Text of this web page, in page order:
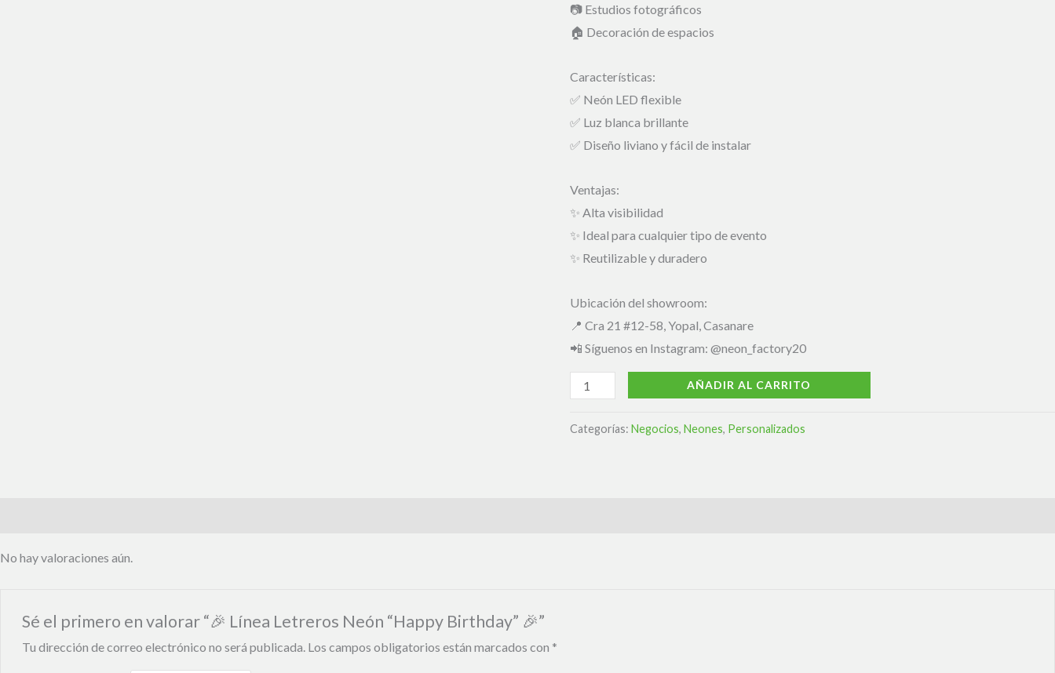
📷 Estudios fotográficos
🏠 Decoración de espacios
Características:
✅ Neón LED flexible
✅ Luz blanca brillante
✅ Diseño liviano y fácil de instalar
Ventajas:
✨ Alta visibilidad
✨ Ideal para cualquier tipo de evento
✨ Reutilizable y duradero
Ubicación del showroom:
📍 Cra 21 #12-58, Yopal, Casanare
📲 Síguenos en Instagram: @neon_factory20
AÑADIR AL CARRITO
Categorías: Negocios, Neones, Personalizados
No hay valoraciones aún.
Sé el primero en valorar “🎉 Línea Letreros Neón “Happy Birthday” 🎉”
Tu dirección de correo electrónico no será publicada. Los campos obligatorios están marcados con *